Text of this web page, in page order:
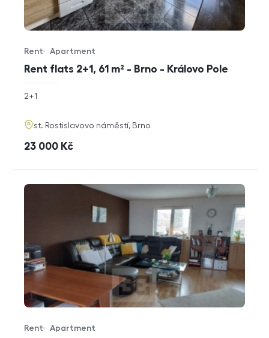
Rent flats 2+1, 61 m² - Brno - Královo Pole
Offer type
Rent
Property type
Apartment
rozměry
disposition
2+1
adresa
st. Rostislavovo náměstí, Brno
cena
23 000 Kč
Offer type
Rent
Property type
Apartment